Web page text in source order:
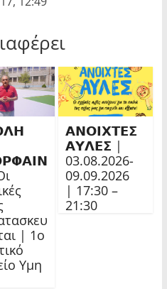
| 1ο
Υμη
𝝖𝝢𝝤𝝞𝝬𝝩𝝚𝝨
𝝖𝝪𝝠𝝚𝝨 |
03.08.2026-
09.09.2026
| 17:30 –
21:30